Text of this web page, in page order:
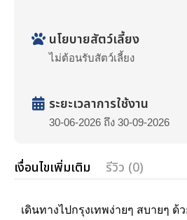
นโยบายสัตว์เลี้ยง
ไม่ต้อนรับสัตว์เลี้ยง
ระยะเวลาการใช้งาน
30-06-2026 ถึง 30-09-2026
เงื่อนไขเพิ่มเติม รีวิว (0)
เดินทางไปกรุงเทพง่ายๆ สบายๆ ด้